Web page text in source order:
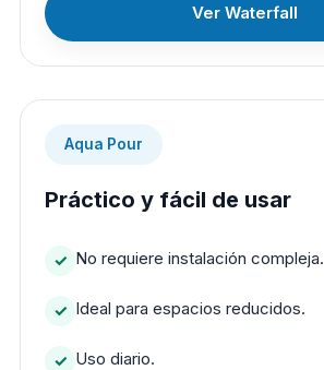
Ver Waterfall
Aqua Pour
Práctico y fácil de usar
No requiere instalación compleja.
Ideal para espacios reducidos.
Uso diario.